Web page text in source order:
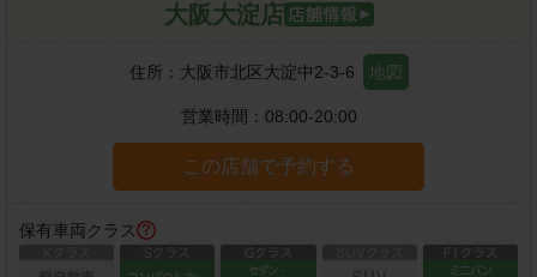
大阪大淀店
住所： 大阪市北区大淀中2-3-6 地図
営業時間： 08:00-20:00
この店舗で予約する
保有車両クラス